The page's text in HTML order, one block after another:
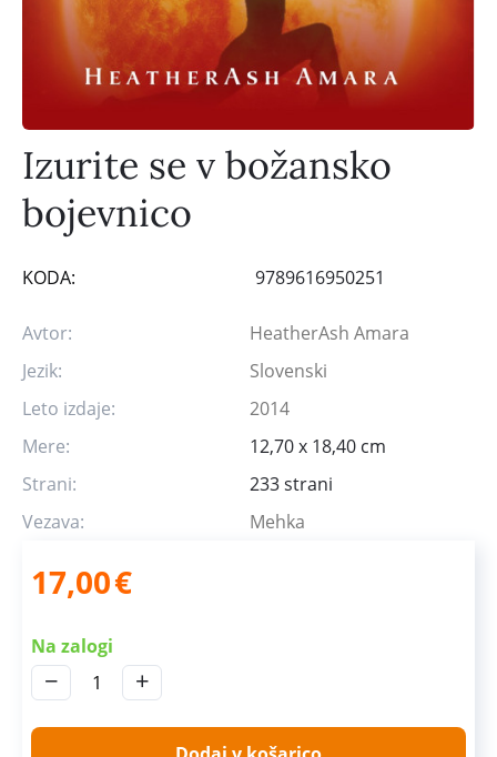
Izurite se v božansko
bojevnico
KODA: 9789616950251
Avtor:
HeatherAsh Amara
Jezik:
Slovenski
Leto izdaje:
2014
Mere:
12,70 x 18,40 cm
Strani:
233 strani
Vezava:
Mehka
17,00€
Na zalogi
+
−